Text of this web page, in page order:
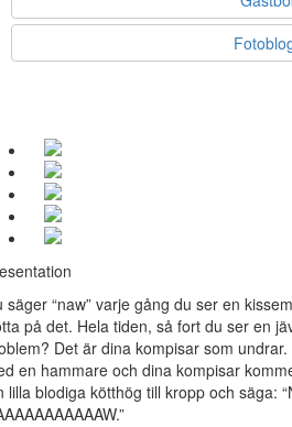
säger “naw” varje gång du ser en
på det. Hela tiden, så fort du ser en
Det är dina kompisar som
en hammare och dina kompisar
lilla blodiga kötthög till kropp och säga: